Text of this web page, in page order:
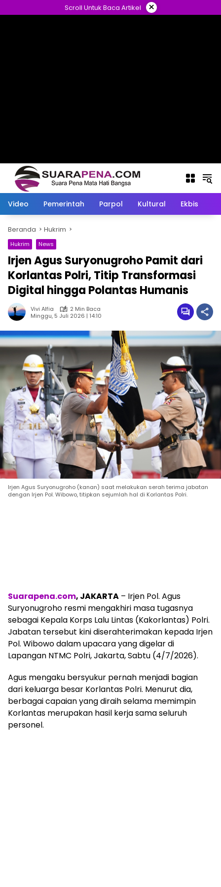
ke
Scroll Untuk Baca Artikel ×
Video Pemerintah Parpol Kultural Ekbis
Beranda Hukrim
Hukrim News
Irjen Agus Suryonugroho Pamit dari
Korlantas Polri, Titip Transformasi
Digital hingga Polantas Humanis
Vivi Alfia
2 Min Baca
Minggu, 5 Juli 2026 | 14:10
Irjen Agus Suryonugroho (kanan) saat melakukan serah terima jabatan
dengan Irjen Pol. Wibowo, titipkan sejumlah hal di Korlantas Polri.
Suarapena.com, JAKARTA – Irjen Pol. Agus
Suryonugroho resmi mengakhiri masa tugasnya
sebagai Kepala Korps Lalu Lintas (Kakorlantas) Polri.
Jabatan tersebut kini diserahterimakan kepada Irjen
Pol. Wibowo dalam upacara yang digelar di
Lapangan NTMC Polri, Jakarta, Sabtu (4/7/2026).
Agus mengaku bersyukur pernah menjadi bagian
dari keluarga besar Korlantas Polri. Menurut dia,
berbagai capaian yang diraih selama memimpin
Korlantas merupakan hasil kerja sama seluruh
personel.